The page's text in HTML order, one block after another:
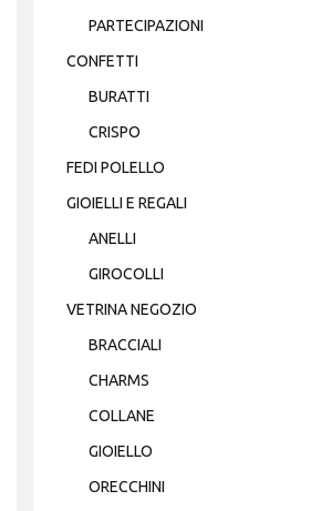
PARTECIPAZIONI
CONFETTI
BURATTI
CRISPO
FEDI POLELLO
GIOIELLI E REGALI
ANELLI
GIROCOLLI
VETRINA NEGOZIO
BRACCIALI
CHARMS
COLLANE
GIOIELLO
ORECCHINI